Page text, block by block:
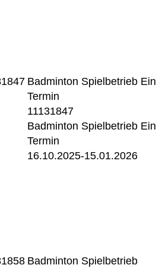
Badminton Spielbetrieb Ein
Termin
11131847
Badminton Spielbetrieb Ein
Termin
16.10.2025-15.01.2026
Badminton Spielbetrieb